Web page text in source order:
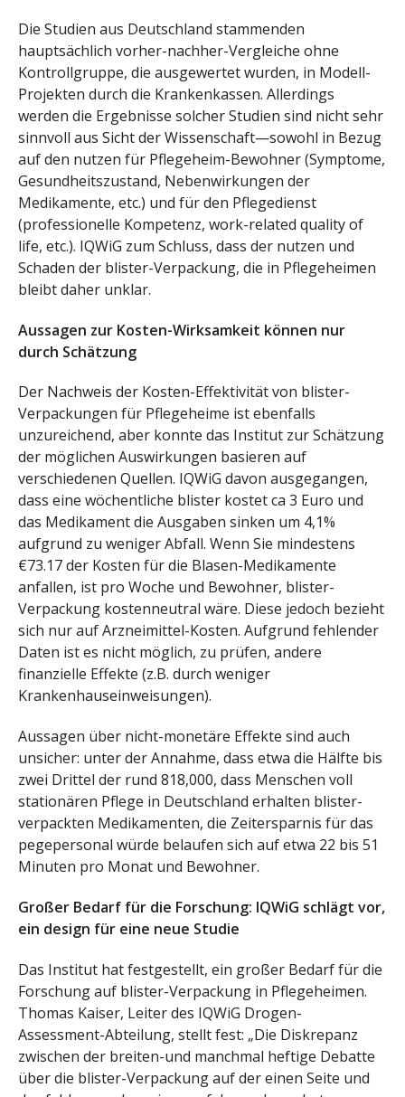
Die Studien aus Deutschland stammenden
hauptsächlich vorher-nachher-Vergleiche ohne
Kontrollgruppe, die ausgewertet wurden, in Modell-
Projekten durch die Krankenkassen. Allerdings
werden die Ergebnisse solcher Studien sind nicht sehr
sinnvoll aus Sicht der Wissenschaft—sowohl in Bezug
auf den nutzen für Pflegeheim-Bewohner (Symptome,
Gesundheitszustand, Nebenwirkungen der
Medikamente, etc.) und für den Pflegedienst
(professionelle Kompetenz, work-related quality of
life, etc.). IQWiG zum Schluss, dass der nutzen und
Schaden der blister-Verpackung, die in Pflegeheimen
bleibt daher unklar.
Aussagen zur Kosten-Wirksamkeit können nur
durch Schätzung
Der Nachweis der Kosten-Effektivität von blister-
Verpackungen für Pflegeheime ist ebenfalls
unzureichend, aber konnte das Institut zur Schätzung
der möglichen Auswirkungen basieren auf
verschiedenen Quellen. IQWiG davon ausgegangen,
dass eine wöchentliche blister kostet ca 3 Euro und
das Medikament die Ausgaben sinken um 4,1%
aufgrund zu weniger Abfall. Wenn Sie mindestens
€73.17 der Kosten für die Blasen-Medikamente
anfallen, ist pro Woche und Bewohner, blister-
Verpackung kostenneutral wäre. Diese jedoch bezieht
sich nur auf Arzneimittel-Kosten. Aufgrund fehlender
Daten ist es nicht möglich, zu prüfen, andere
finanzielle Effekte (z.B. durch weniger
Krankenhauseinweisungen).
Aussagen über nicht-monetäre Effekte sind auch
unsicher: unter der Annahme, dass etwa die Hälfte bis
zwei Drittel der rund 818,000, dass Menschen voll
stationären Pflege in Deutschland erhalten blister-
verpackten Medikamenten, die Zeitersparnis für das
pegepersonal würde belaufen sich auf etwa 22 bis 51
Minuten pro Monat und Bewohner.
Großer Bedarf für die Forschung: IQWiG schlägt vor,
ein design für eine neue Studie
Das Institut hat festgestellt, ein großer Bedarf für die
Forschung auf blister-Verpackung in Pflegeheimen.
Thomas Kaiser, Leiter des IQWiG Drogen-
Assessment-Abteilung, stellt fest: „Die Diskrepanz
zwischen der breiten-und manchmal heftige Debatte
über die blister-Verpackung auf der einen Seite und